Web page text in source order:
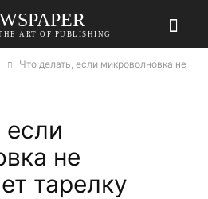
ART OF PUBLISHING
Что делать, если микроволновка не
если
не
тарелку